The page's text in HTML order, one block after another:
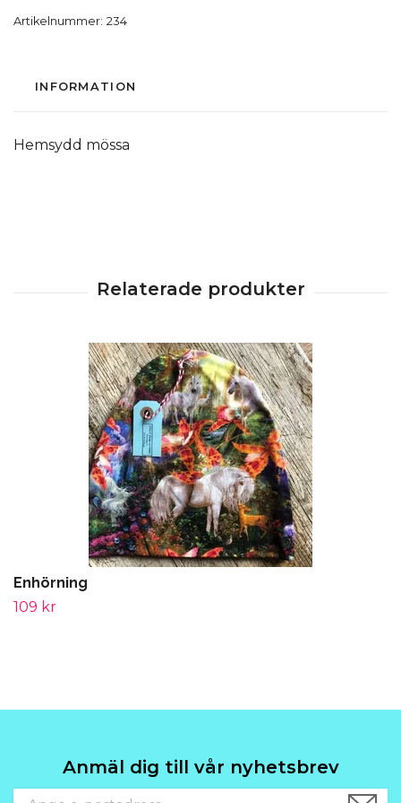
Artikelnummer: 234
INFORMATION
Hemsydd mössa
Enhörning
109 kr
Anmäl dig till vår nyhetsbrev